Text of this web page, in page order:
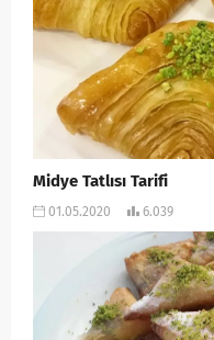
Midye Tatlısı Tarifi
01.05.2020 6.039